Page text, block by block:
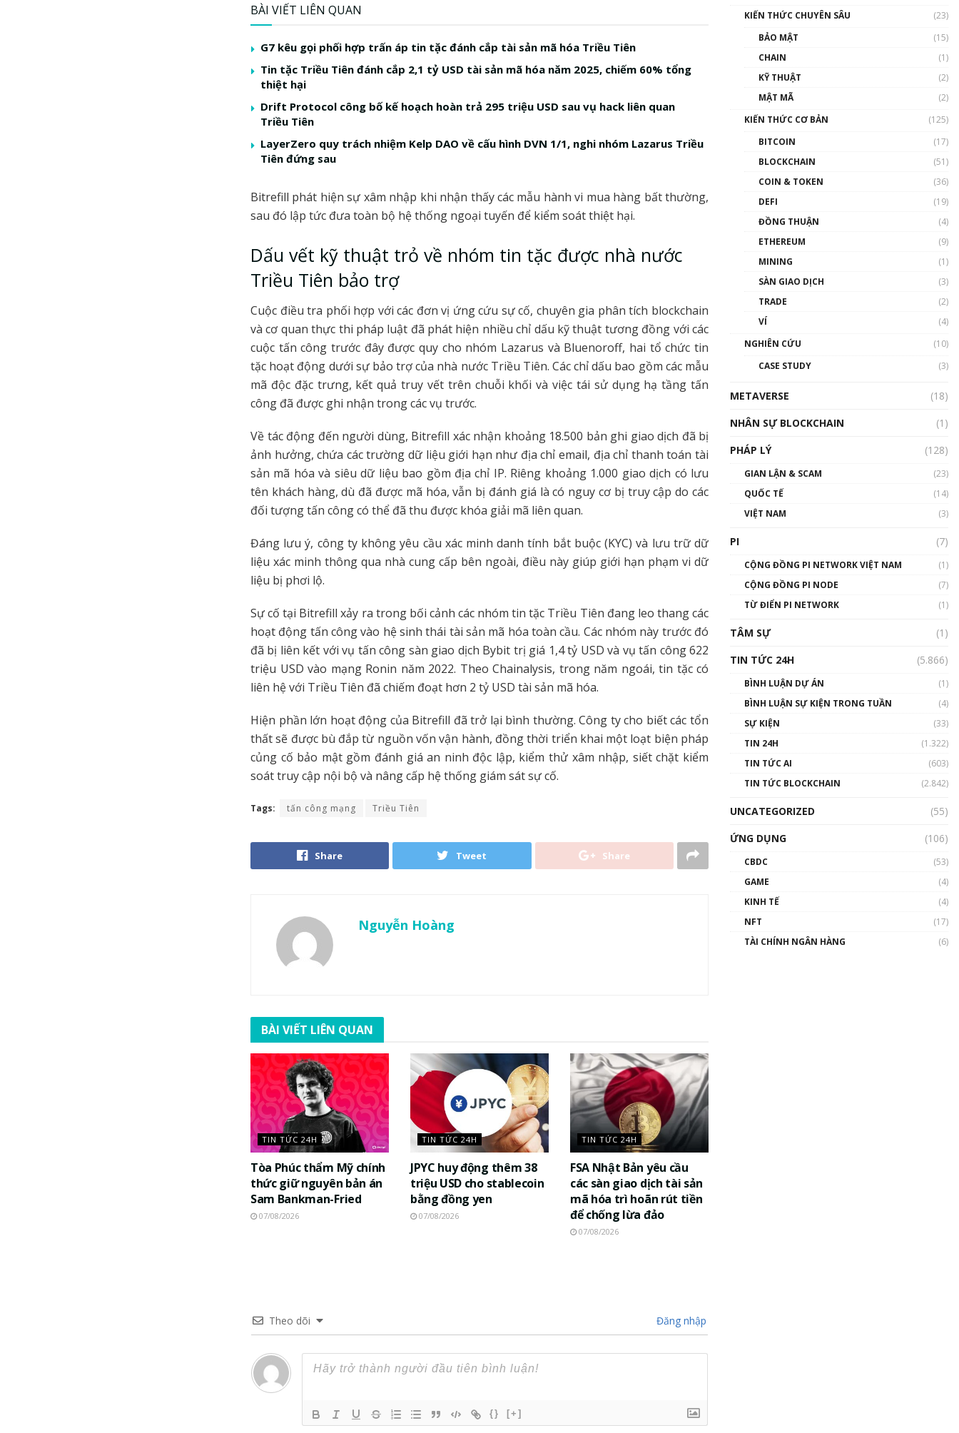
BÀI VIẾT LIÊN QUAN
G7 kêu gọi phối hợp trấn áp tin tặc đánh cắp tài sản mã hóa Triều Tiên
Tin tặc Triều Tiên đánh cắp 2,1 tỷ USD tài sản mã hóa năm 2025, chiếm 60% tổng
thiệt hại
Drift Protocol công bố kế hoạch hoàn trả 295 triệu USD sau vụ hack liên quan
Triều Tiên
LayerZero quy trách nhiệm Kelp DAO về cấu hình DVN 1/1, nghi nhóm Lazarus Triều
Tiên đứng sau
Bitrefill phát hiện sự xâm nhập khi nhận thấy các mẫu hành vi mua hàng bất thường,
sau đó lập tức đưa toàn bộ hệ thống ngoại tuyến để kiểm soát thiệt hại.
Dấu vết kỹ thuật trỏ về nhóm tin tặc được nhà nước
Triều Tiên bảo trợ
Cuộc điều tra phối hợp với các đơn vị ứng cứu sự cố, chuyên gia phân tích blockchain
và cơ quan thực thi pháp luật đã phát hiện nhiều chỉ dấu kỹ thuật tương đồng với các
cuộc tấn công trước đây được quy cho nhóm Lazarus và Bluenoroff, hai tổ chức tin
tặc hoạt động dưới sự bảo trợ của nhà nước Triều Tiên. Các chỉ dấu bao gồm các mẫu
mã độc đặc trưng, kết quả truy vết trên chuỗi khối và việc tái sử dụng hạ tầng tấn
công đã được ghi nhận trong các vụ trước.
Về tác động đến người dùng, Bitrefill xác nhận khoảng 18.500 bản ghi giao dịch đã bị
ảnh hưởng, chứa các trường dữ liệu giới hạn như địa chỉ email, địa chỉ thanh toán tài
sản mã hóa và siêu dữ liệu bao gồm địa chỉ IP. Riêng khoảng 1.000 giao dịch có lưu
tên khách hàng, dù đã được mã hóa, vẫn bị đánh giá là có nguy cơ bị truy cập do các
đối tượng tấn công có thể đã thu được khóa giải mã liên quan.
Đáng lưu ý, công ty không yêu cầu xác minh danh tính bắt buộc (KYC) và lưu trữ dữ
liệu xác minh thông qua nhà cung cấp bên ngoài, điều này giúp giới hạn phạm vi dữ
liệu bị phơi lộ.
Sự cố tại Bitrefill xảy ra trong bối cảnh các nhóm tin tặc Triều Tiên đang leo thang các
hoạt động tấn công vào hệ sinh thái tài sản mã hóa toàn cầu. Các nhóm này trước đó
đã bị liên kết với vụ tấn công sàn giao dịch Bybit trị giá 1,4 tỷ USD và vụ tấn công 622
triệu USD vào mạng Ronin năm 2022. Theo Chainalysis, trong năm ngoái, tin tặc có
liên hệ với Triều Tiên đã chiếm đoạt hơn 2 tỷ USD tài sản mã hóa.
Hiện phần lớn hoạt động của Bitrefill đã trở lại bình thường. Công ty cho biết các tổn
thất sẽ được bù đắp từ nguồn vốn vận hành, đồng thời triển khai một loạt biện pháp
củng cố bảo mật gồm đánh giá an ninh độc lập, kiểm thử xâm nhập, siết chặt kiểm
soát truy cập nội bộ và nâng cấp hệ thống giám sát sự cố.
Tags: tấn công mạng Triều Tiên
Share Tweet Share
Nguyễn Hoàng
BÀI VIẾT LIÊN QUAN
TIN TỨC 24H
Tòa Phúc thẩm Mỹ chính
thức giữ nguyên bản án
Sam Bankman-Fried
07/08/2026
TIN TỨC 24H
JPYC huy động thêm 38
triệu USD cho stablecoin
bằng đồng yen
07/08/2026
TIN TỨC 24H
FSA Nhật Bản yêu cầu
các sàn giao dịch tài sản
mã hóa trì hoãn rút tiền
để chống lừa đảo
07/08/2026
Theo dõi Đăng nhập
{} [+]
nhân vật ảnh hưởng nhất
hệ sinh thái tiền mã hoá |
Blockchain
Nhân sự tương lại ngành
Blockchain Việt Nam | Phổ
cập Blockchain
Blockchain đang được ứng
01:34:46
01:32:59
Talkshow17: Mùa đông
Crypto – Chiếc khăn gió ấm
01:49:30
Talkshow 14: MemeCoin –
KIẾN THỨC CHUYÊN SÂU
(23)
BẢO MẬT
(15)
CHAIN
(1)
KỸ THUẬT
(2)
MẬT MÃ
(2)
KIẾN THỨC CƠ BẢN
(125)
BITCOIN
(17)
BLOCKCHAIN
(51)
COIN & TOKEN
(36)
DEFI
(19)
ĐỒNG THUẬN
(4)
ETHEREUM
(9)
MINING
(1)
SÀN GIAO DỊCH
(3)
TRADE
(2)
VÍ
(4)
NGHIÊN CỨU
(10)
CASE STUDY
(3)
METAVERSE
(18)
NHÂN SỰ BLOCKCHAIN
(1)
PHÁP LÝ
(128)
GIAN LẬN & SCAM
(23)
QUỐC TẾ
(14)
VIỆT NAM
(3)
PI (7)
CỘNG ĐỒNG PI NETWORK VIỆT NAM
(1)
CỘNG ĐỒNG PI NODE
(7)
TỪ ĐIỂN PI NETWORK
(1)
TÂM SỰ
(1)
TIN TỨC 24H
(5.866)
BÌNH LUẬN DỰ ÁN
(1)
BÌNH LUẬN SỰ KIỆN TRONG TUẦN
(4)
SỰ KIỆN
(33)
TIN 24H
(1.322)
TIN TỨC AI
(603)
TIN TỨC BLOCKCHAIN
(2.842)
UNCATEGORIZED
(55)
ỨNG DỤNG
(106)
CBDC
(53)
GAME
(4)
KINH TẾ
(4)
NFT
(17)
TÀI CHÍNH NGÂN HÀNG
(6)